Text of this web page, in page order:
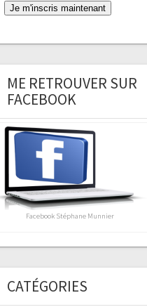
Je m'inscris maintenant
ME RETROUVER SUR
FACEBOOK
Facebook Stéphane Munnier
CATÉGORIES